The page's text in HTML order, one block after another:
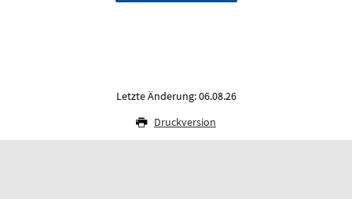
Letzte Änderung: 06.08.26
Druckversion